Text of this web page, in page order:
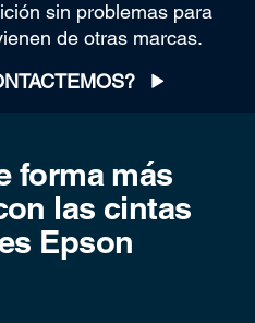
sin problemas para
de otras marcas.
forma más
las cintas
Epson